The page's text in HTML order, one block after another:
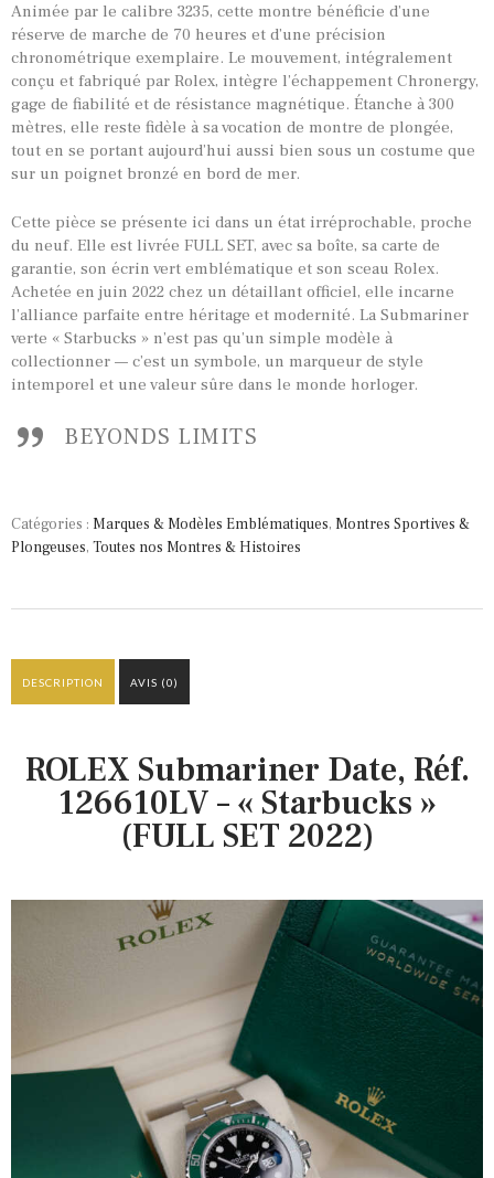
Animée par le calibre 3235, cette montre bénéficie d’une
réserve de marche de 70 heures et d’une précision
chronométrique exemplaire. Le mouvement, intégralement
conçu et fabriqué par Rolex, intègre l’échappement Chronergy,
gage de fiabilité et de résistance magnétique. Étanche à 300
mètres, elle reste fidèle à sa vocation de montre de plongée,
tout en se portant aujourd’hui aussi bien sous un costume que
sur un poignet bronzé en bord de mer.
Cette pièce se présente ici dans un état irréprochable, proche
du neuf. Elle est livrée FULL SET, avec sa boîte, sa carte de
garantie, son écrin vert emblématique et son sceau Rolex.
Achetée en juin 2022 chez un détaillant officiel, elle incarne
l’alliance parfaite entre héritage et modernité. La Submariner
verte « Starbucks » n’est pas qu’un simple modèle à
collectionner — c’est un symbole, un marqueur de style
intemporel et une valeur sûre dans le monde horloger.
BEYONDS LIMITS
Catégories : Marques & Modèles Emblématiques, Montres Sportives &
Plongeuses, Toutes nos Montres & Histoires
DESCRIPTION AVIS (0)
ROLEX Submariner Date, Réf.
126610LV – « Starbucks »
(FULL SET 2022)